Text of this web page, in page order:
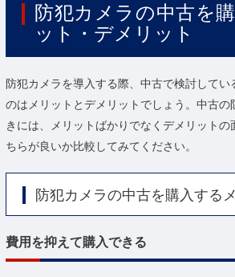
防犯カメラの中古を
ット・デメリット
防犯カメラを導入する際、中古で検討してい
のはメリットとデメリットでしょう。中古の
きには、メリットばかりでなくデメリット
ちらが良いか比較してみてください。
防犯カメラの中古を購入する
費用を抑えて購入できる